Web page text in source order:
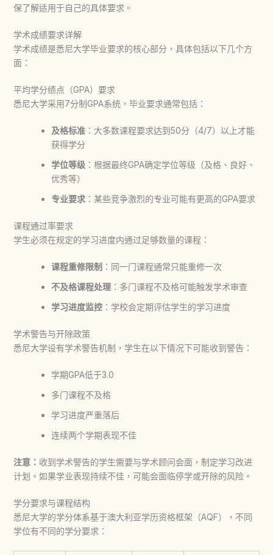
保了解适用于自己的具体要求。
学术成绩要求详解
学术成绩是悉尼大学毕业要求的核心部分，具体包括以下几个方
面：
平均学分绩点（GPA）要求
悉尼大学采用7分制GPA系统，毕业要求通常包括：
及格标准：大多数课程要求达到50分（4/7）以上才能
获得学分
学位等级：根据最终GPA确定学位等级（及格、良好、
优秀等）
专业要求：某些竞争激烈的专业可能有更高的GPA要求
课程通过率要求
学生必须在规定的学习进度内通过足够数量的课程：
课程重修限制 ：同一门课程通常只能重修一次
不及格课程处理：多门课程不及格可能触发学术审查
学习进度监控：学校会定期评估学生的学习进度
学术警告与开除政策
悉尼大学设有学术警告机制，学生在以下情况下可能收到警告：
学期GPA低于3.0
多门课程不及格
学习进度严重落后
连续两个学期表现不佳
注意： 收到学术警告的学生需要与学术顾问会面，制定学习改进
计划。如果学业表现持续不佳，可能会面临停学或开除的风险。
学分要求与课程结构
悉尼大学的学分体系基于澳大利亚学历资格框架（AQF），不同
学位有不同的学分要求：